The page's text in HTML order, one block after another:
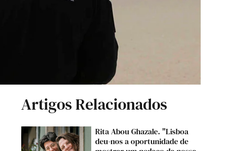
Artigos Relacionados
Rita Abou Ghazale. "Lisboa
deu-nos a oportunidade de